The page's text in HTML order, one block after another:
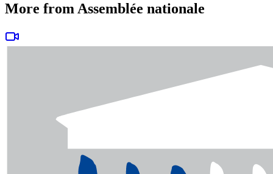
More from Assemblée nationale